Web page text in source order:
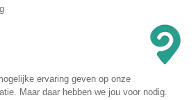
ervaring geven op onze
Maar daar hebben we jou voor nodig.